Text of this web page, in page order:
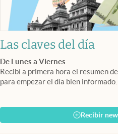
Las claves del día
De Lunes a Viernes
Recibí a primera hora el resumen
para empezar el día bien informado.
Recibir